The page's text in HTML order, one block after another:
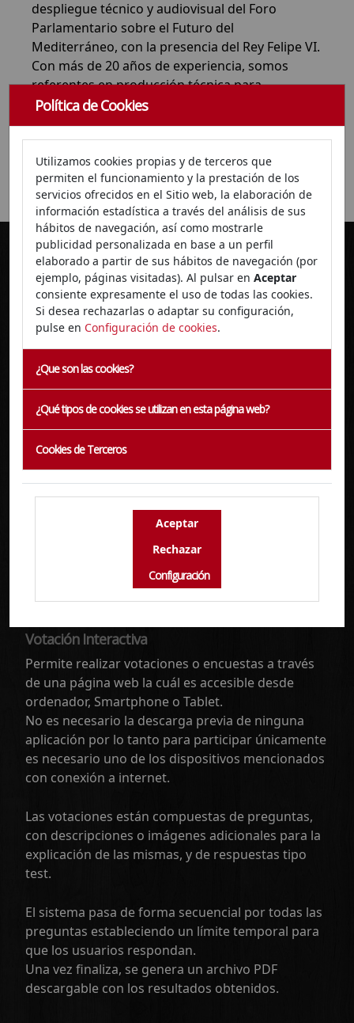
Política de Cookies
Utilizamos cookies propias y de terceros que
permiten el funcionamiento y la prestación de los
servicios ofrecidos en el Sitio web, la elaboración de
información estadística a través del análisis de sus
hábitos de navegación, así como mostrarle
publicidad personalizada en base a un perfil
elaborado a partir de sus hábitos de navegación (por
ejemplo, páginas visitadas). Al pulsar enAceptar
consiente expresamente el uso de todas las cookies.
Si desea rechazarlas o adaptar su configuración,
pulse en Configuración de cookies.
¿Que son las cookies?
¿Qué tipos de cookies se utilizan en esta página web?
Cookies de Terceros
Configuración
despliegue técnico y audiovisual del Foro
Parlamentario sobre el Futuro del
Mediterráneo, con la presencia del Rey Felipe VI.
Con más de 20 años de experiencia, somos
referentes en producción técnica para
congresos y eventos, combinando talento local
y tecnología puntera. Desde Granada,
operamos en toda España con un equipo
especializado y una infraestructura propia que
nos permite adaptarnos a cualquier formato.
Último servicio disponible
Votación Interactiva
Permite realizar votaciones o encuestas a través
de una página web la cuál es accesible desde
ordenador, Smartphone o Tablet.
No es necesario la descarga previa de ninguna
aplicación por lo tanto para participar únicamente
es necesario uno de los dispositivos mencionados
con conexión a internet.
Las votaciones están compuestas de preguntas,
con descripciones o imágenes adicionales para la
explicación de las mismas, y de respuestas tipo
test.
El sistema pasa de forma secuencial por todas las
preguntas estableciendo un límite temporal para
que los usuarios respondan.
Una vez finaliza, se genera un archivo PDF
descargable con los resultados obtenidos.